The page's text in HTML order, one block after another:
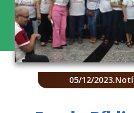
05/12/2023.